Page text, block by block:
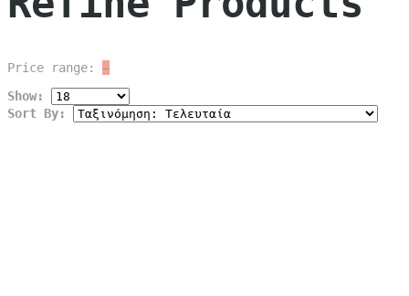
Price range: —
Show:
Sort By: